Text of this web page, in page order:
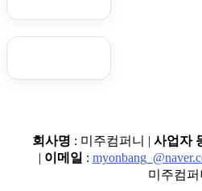
회사명 : 미주컴퍼니 | 사업자
| 이메일 :
미주컴퍼